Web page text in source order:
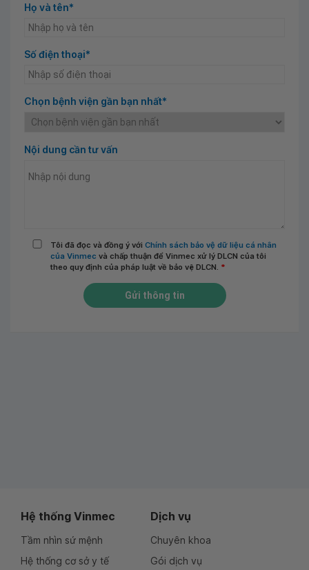
Họ và tên*
Số điện thoại*
Chọn bệnh viện gần bạn nhất*
Nội dung cần tư vấn
Tôi đã đọc và đồng ý với Chính sách bảo vệ dữ liệu cá nhân
của Vinmec và chấp thuận để Vinmec xử lý DLCN của tôi
theo quy định của pháp luật về bảo vệ DLCN. *
Gửi thông tin
Hệ thống Vinmec
Tầm nhìn sứ mệnh
Hệ thống cơ sở y tế
Dịch vụ
Chuyên khoa
Gói dịch vụ